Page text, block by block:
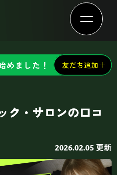
ク・サロンの口コ
2026.02.05 更新